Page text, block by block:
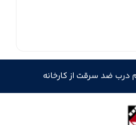
درب ضد سرقت از کارخانه